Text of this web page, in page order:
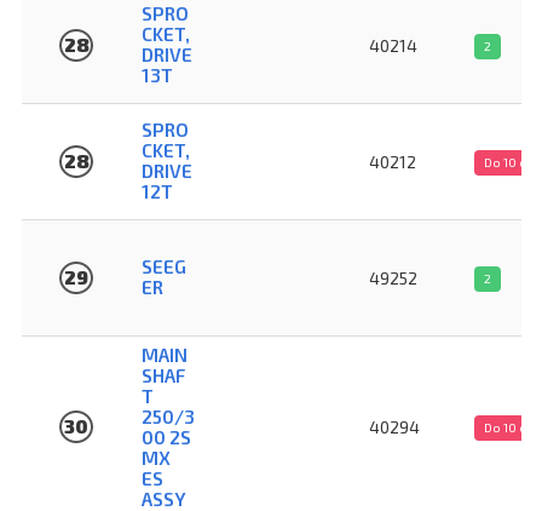
28
SPRO
CKET,
DRIVE
13T
40214 2
28
SPRO
CKET,
DRIVE
12T
40212 Do 10 dnů
29
SEEG
ER
49252 2
30
MAIN
SHAF
T
250/3
00 2S
MX
ES
ASSY
40294 Do 10 dnů